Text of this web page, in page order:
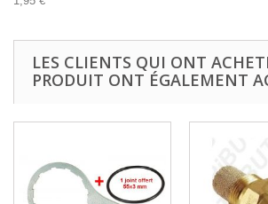
LES CLIENTS QUI ONT
PRODUIT ONT ÉGALEMENT